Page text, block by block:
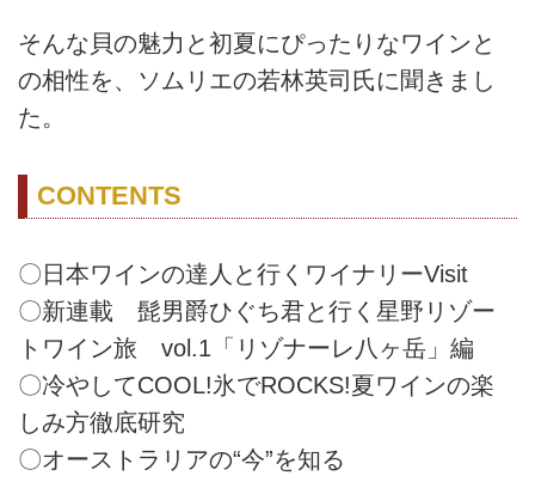
そんな貝の魅力と初夏にぴったりなワインと
の相性を、ソムリエの若林英司氏に聞きまし
た。
CONTENTS
〇日本ワインの達人と行くワイナリーVisit
〇新連載 髭男爵ひぐち君と行く星野リゾー
トワイン旅 vol.1「リゾナーレ八ヶ岳」編
〇冷やしてCOOL!氷でROCKS!夏ワインの楽
しみ方徹底研究
〇オーストラリアの“今”を知る